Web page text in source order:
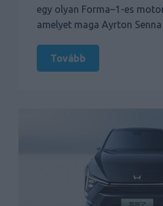
egy olyan Forma–1-es
amelyet maga Ayrton
Tovább